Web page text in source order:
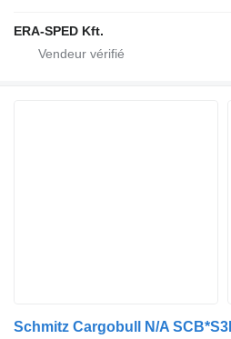
ERA-SPED Kft.
Schmitz Cargobull N/A